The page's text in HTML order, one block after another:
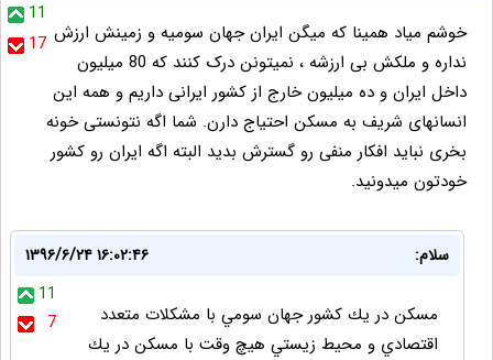
11
17 خوشم میاد همینا که میگن ایران جهان سومیه و زمینش ارزش
نداره و ملکش بی ارزشه ، نمیتونن درک کنند که 80 میلیون
داخل ایران و ده میلیون خارج از کشور ایرانی داریم و همه این
انسانهای شریف به مسکن احتیاج دارن. شما اگه نتونستی خونه
بخری نباید افکار منفی رو گسترش بدید البته اگه ایران رو کشور
خودتون میدونید.
سلام:
۱۳۹۶/۶/۲۴ ۱۶:۰۲:۴۶
11
7
مسكن در يك كشور جهان سومي با مشكلات متعدد
اقتصادي و محيط زيستي هيچ وقت با مسكن در يك